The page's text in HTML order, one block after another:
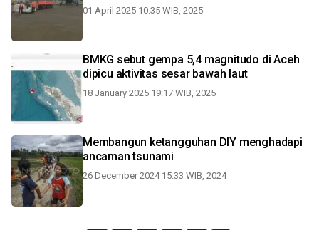
01 April 2025 10:35 WIB, 2025
BMKG sebut gempa 5,4 magnitudo di Aceh
dipicu aktivitas sesar bawah laut
18 January 2025 19:17 WIB, 2025
Membangun ketangguhan DIY menghadapi
ancaman tsunami
26 December 2024 15:33 WIB, 2024